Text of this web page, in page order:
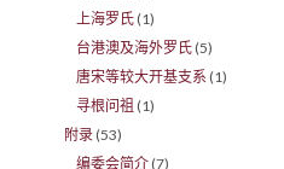
上海罗氏 (1)
台港澳及海外罗氏 (5)
唐宋等较大开基支系 (1)
寻根问祖 (1)
附录 (53)
编委会简介 (7)